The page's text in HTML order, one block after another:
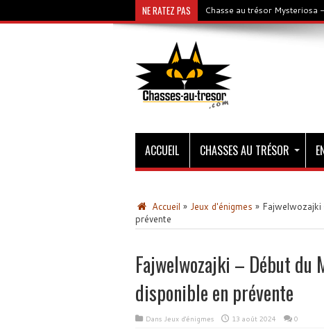
NE RATEZ PAS Chasse au trésor Mysteriosa
ACCUEIL CHASSES AU TRÉSOR
Accueil » Jeux d'énigmes » Fajwelwozajki
prévente
Fajwelwozajki – Début du
disponible en prévente
Dans Jeux d'énigmes 13 août 2024 0